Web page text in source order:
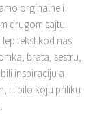
orginalne i
drugom sajtu.
tekst kod nas
brata, sestru,
inspiraciju a
ili bilo koju priliku